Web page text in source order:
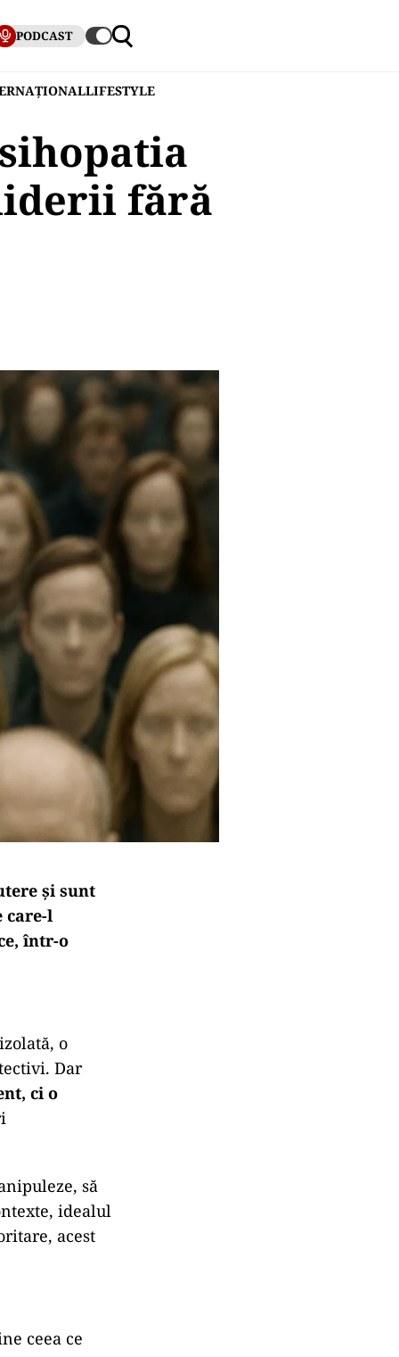
PODCAST
LIFESTYLE
fără
și sunt
care-l
într-o
o
Dar
ci o